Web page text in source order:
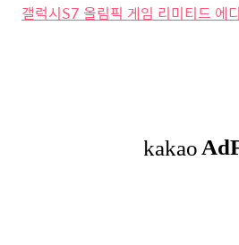
갤럭시S7 올림픽 게임 리미티드 에